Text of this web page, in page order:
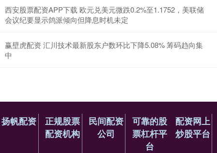
西安股票配资APP下载 欧元兑美元微跌0.2%至1.1752，美联储
会议纪要显示鸽派倾向但降息时机未定
赢壁虎配资 汇川技术最新股东户数环比下降5.08% 筹码趋向集
中
扬帆配资
正规股票
配资机构
民间配资
公司
可靠的股
票杠杆平
台
配资网上
炒股平台